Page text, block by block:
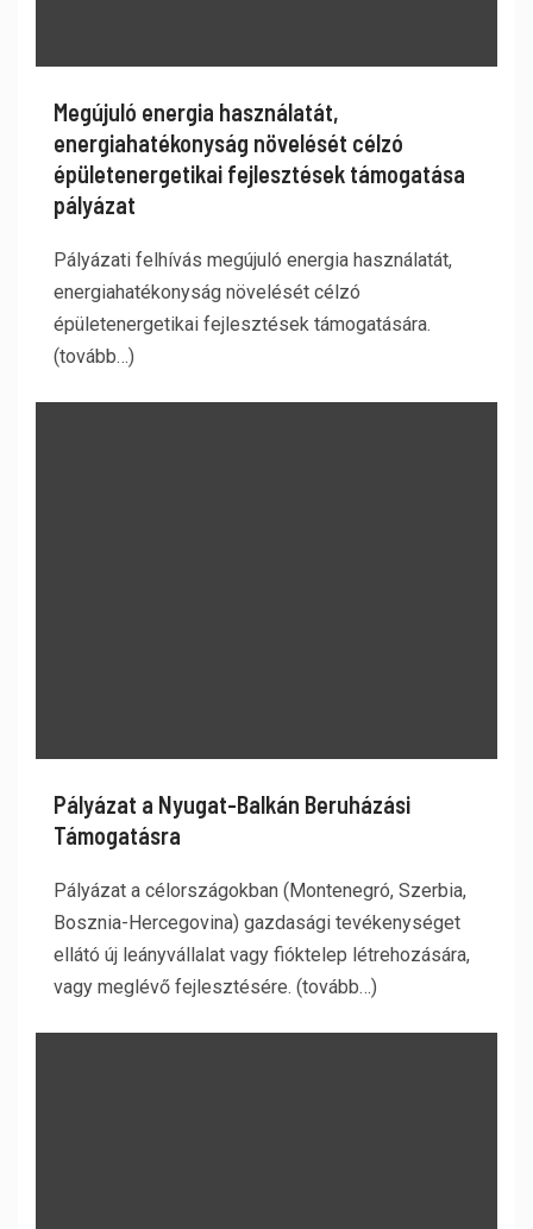
Megújuló energia használatát,
energiahatékonyság növelését célzó
épületenergetikai fejlesztések támogatása
pályázat
Pályázati felhívás megújuló energia használatát,
energiahatékonyság növelését célzó
épületenergetikai fejlesztések támogatására.
(tovább…)
Pályázat a Nyugat-Balkán Beruházási
Támogatásra
Pályázat a célországokban (Montenegró, Szerbia,
Bosznia-Hercegovina) gazdasági tevékenységet
ellátó új leányvállalat vagy fióktelep létrehozására,
vagy meglévő fejlesztésére. (tovább…)